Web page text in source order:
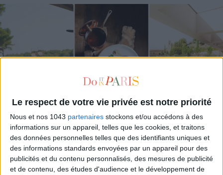
Le respect de votre vie privée est notre priorité
Nous et nos 1043 partenaires stockons et/ou accédons à des
informations sur un appareil, telles que les cookies, et traitons
des données personnelles telles que des identifiants uniques et
des informations standards envoyées par un appareil pour des
publicités et du contenu personnalisés, des mesures de publicité
et de contenu, des études d'audience et le développement de
LES MEILLEURS HÔTELS POUR UN WEEK-END SPA ET GASTRONOMIE